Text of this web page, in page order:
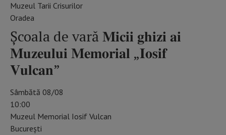
Muzeul Tarii Crisurilor
Oradea
Școala de vară 𝐌𝐢𝐜𝐢𝐢 𝐠𝐡𝐢𝐳𝐢 𝐚𝐢
𝐌𝐮𝐳𝐞𝐮𝐥𝐮𝐢 𝐌𝐞𝐦𝐨𝐫𝐢𝐚𝐥 „𝐈𝐨𝐬𝐢𝐟
𝐕𝐮𝐥𝐜𝐚𝐧”
Sâmbătă 08/08
10:00
Muzeul Memorial Iosif Vulcan
Bucureşti